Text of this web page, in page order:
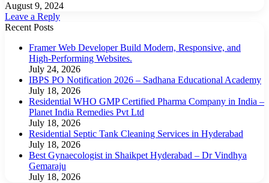
August 9, 2024
Leave a Reply
Recent Posts
Framer Web Developer Build Modern, Responsive, and
High-Performing Websites.
July 24, 2026
IBPS PO Notification 2026 – Sadhana Educational Academy
July 18, 2026
Residential WHO GMP Certified Pharma Company in India –
Planet India Remedies Pvt Ltd
July 18, 2026
Residential Septic Tank Cleaning Services in Hyderabad
July 18, 2026
Best Gynaecologist in Shaikpet Hyderabad – Dr Vindhya
Gemaraju
July 18, 2026